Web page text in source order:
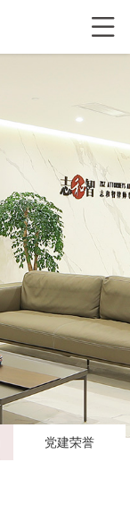

党建荣誉